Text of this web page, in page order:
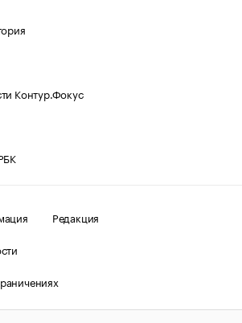
Контур.Фокус
Редакция
О соблюдении авторских прав